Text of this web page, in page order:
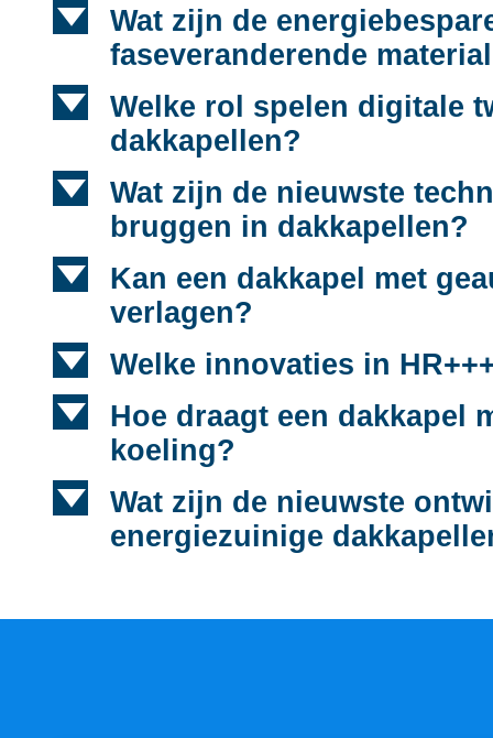
d
Wat zijn de
faseveranderende
d
Welke rol spelen digitale
dakkapellen?
d
Wat zijn de nieuwste
bruggen in dakkapellen?
d
Kan een dakkapel met
verlagen?
d Welke innovaties in
d
Hoe draagt een dakkapel
koeling?
d
Wat zijn de nieuwste
energiezuinige